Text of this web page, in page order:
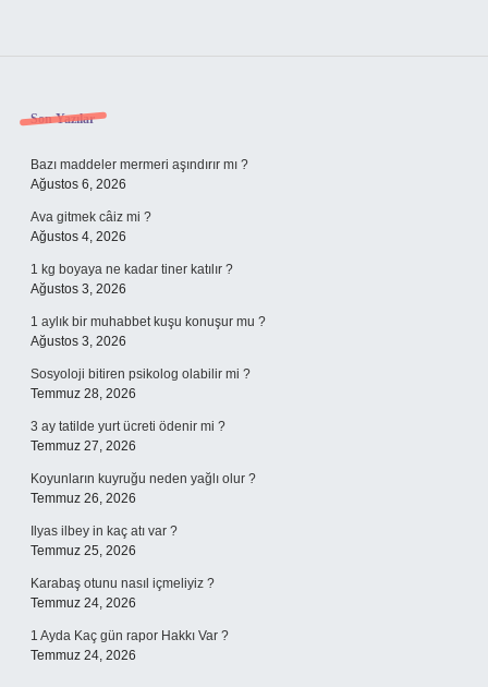
Sidebar
Son Yazılar
Bazı maddeler mermeri aşındırır mı ?
Ağustos 6, 2026
Ava gitmek câiz mi ?
Ağustos 4, 2026
1 kg boyaya ne kadar tiner katılır ?
Ağustos 3, 2026
1 aylık bir muhabbet kuşu konuşur mu ?
Ağustos 3, 2026
Sosyoloji bitiren psikolog olabilir mi ?
Temmuz 28, 2026
3 ay tatilde yurt ücreti ödenir mi ?
Temmuz 27, 2026
Koyunların kuyruğu neden yağlı olur ?
Temmuz 26, 2026
Ilyas ilbey in kaç atı var ?
Temmuz 25, 2026
Karabaş otunu nasıl içmeliyiz ?
Temmuz 24, 2026
1 Ayda Kaç gün rapor Hakkı Var ?
Temmuz 24, 2026